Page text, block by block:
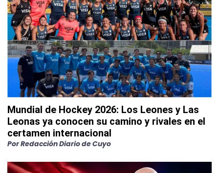
Mundial de Hockey 2026: Los Leones y Las
Leonas ya conocen su camino y rivales en el
certamen internacional
PorRedacción Diario de Cuyo